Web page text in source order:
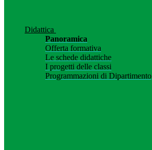
Didattica
Panoramica
Offerta formativa
Le schede didattiche
I progetti delle classi
Programmazioni di Dipartimento